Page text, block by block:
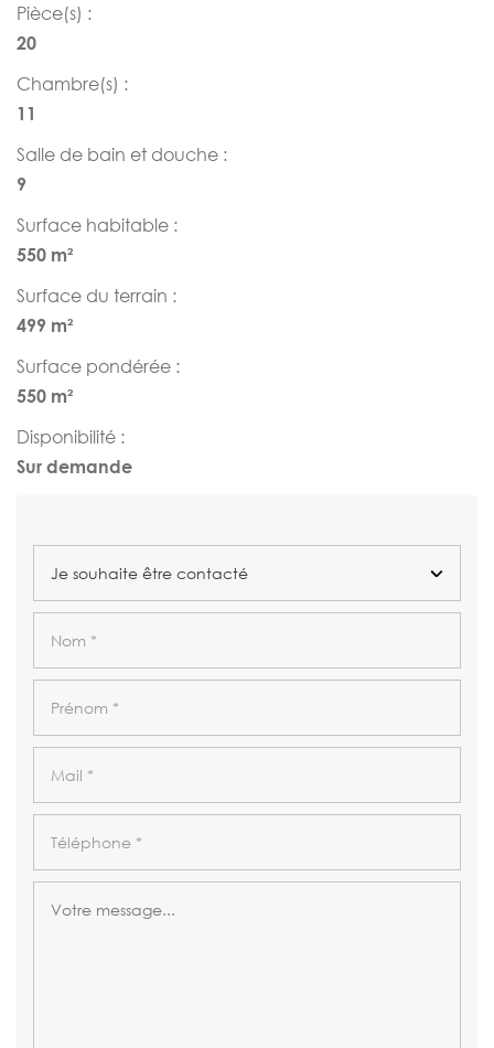
Pièce(s) :
20
Chambre(s) :
11
Salle de bain et douche :
9
Surface habitable :
550 m²
Surface du terrain :
499 m²
Surface pondérée :
550 m²
Disponibilité :
Sur demande